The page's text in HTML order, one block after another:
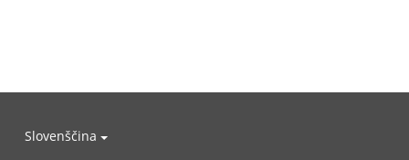
Slovenščina